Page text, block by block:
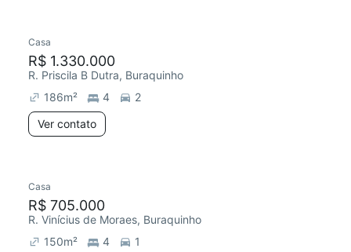
Casa
R$ 1.330.000
R. Priscila B Dutra, Buraquinho
186m² 4
2
Ver contato
Casa
R$ 705.000
R. Vinícius de Moraes, Buraquinho
150m² 4
1